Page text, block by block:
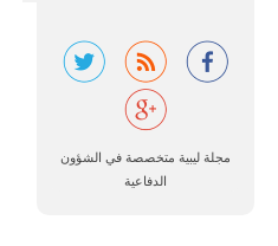
مجلة ليبية متخصصة في الشؤون
الدفاعية